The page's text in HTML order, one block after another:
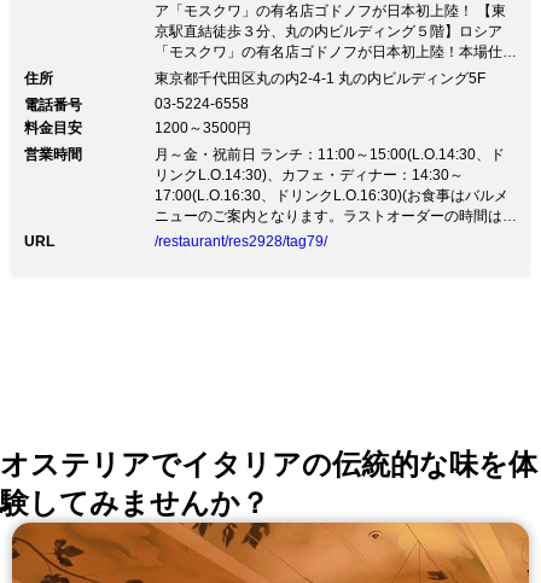
ア「モスクワ」の有名店ゴドノフが日本初上陸！ 【東
京駅直結徒歩３分、丸の内ビルディング５階】ロシア
「モスクワ」の有名店ゴドノフが日本初上陸！本場仕立
ての『ボルシチ』や『ピロシキ』その他にも様々な馴染
シア料理が様々ご用意いたしております。 【ランチ】
今月のランチ… 週替わりランチ 就業者特典あり！ 【デ
ィナー】忘新年会・クリスマスコース 予約スタート♪ 牛
サーロインのパイ包み絶賛販売中♪ ※ディナータイム時
はテーブルチャージとして500頂戴いたしておりますの
で予めご了承ください。
住所
東京都千代田区丸の内2-4-1 丸の内ビルディング5F
電話番号
03-5224-6558
料金目安
1200～3500円
営業時間
月～金・祝前日 ランチ：11:00～15:00(L.O.14:30、ド
リンクL.O.14:30)、カフェ・ディナー：14:30～
17:00(L.O.16:30、ドリンクL.O.16:30)(お食事はバルメ
ニューのご案内となります。ラストオーダーの時間はご
予約状況などにより前後する可能性がございます。)、
URL /restaurant/res2928/tag79/
オステリアでイタリアの伝統的な味を体
験してみませんか？